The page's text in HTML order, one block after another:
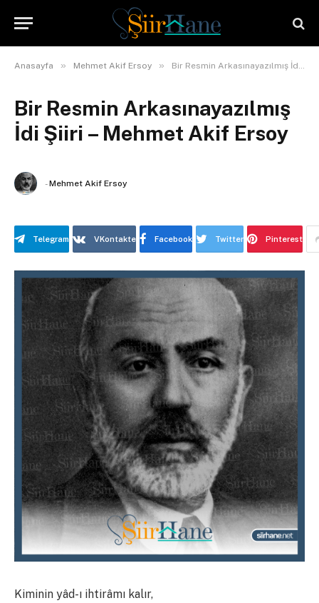
Anasayfa » Mehmet Akif Ersoy » Bir Resmin Arkasınayazılmış İdi Şiiri – Mehmet Akif Ersoy
Bir Resmin Arkasınayazılmış
İdi Şiiri – Mehmet Akif Ersoy
-Mehmet Akif Ersoy
Telegram VKontakte Facebook Twitter Pinterest
Kiminin yâd-ı ihtirâmı kalır,